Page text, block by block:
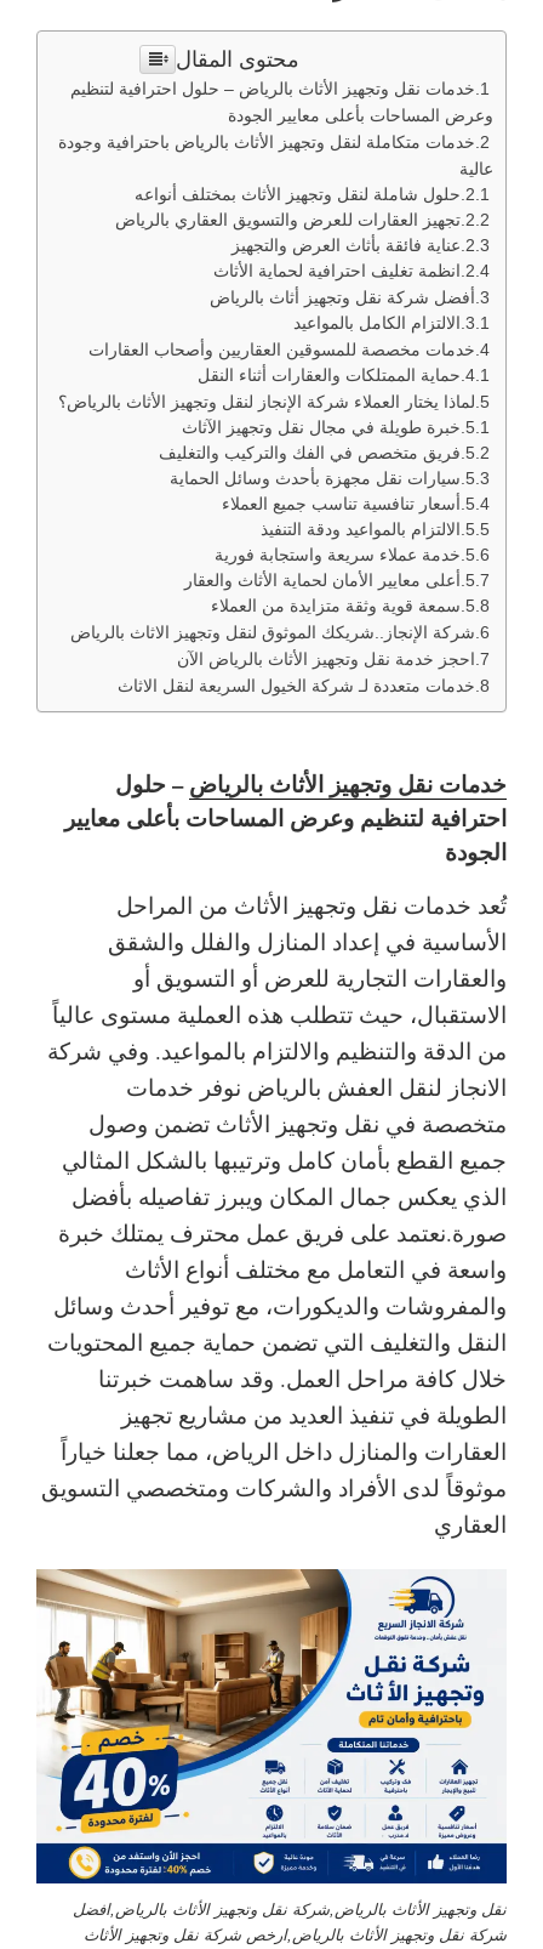
محتوى المقال
خدمات نقل وتجهيز الأثاث بالرياض – حلول احترافية لتنظيم
وعرض المساحات بأعلى معايير الجودة
خدمات متكاملة لنقل وتجهيز الأثاث بالرياض باحترافية وجودة
عالية
حلول شاملة لنقل وتجهيز الأثاث بمختلف أنواعه
تجهيز العقارات للعرض والتسويق العقاري بالرياض
عناية فائقة بأثاث العرض والتجهيز
انظمة تغليف احترافية لحماية الأثاث
أفضل شركة نقل وتجهيز أثاث بالرياض
الالتزام الكامل بالمواعيد
خدمات مخصصة للمسوقين العقاريين وأصحاب العقارات
حماية الممتلكات والعقارات أثناء النقل
لماذا يختار العملاء شركة الإنجاز لنقل وتجهيز الأثاث بالرياض؟
خبرة طويلة في مجال نقل وتجهيز الآثاث
فريق متخصص في الفك والتركيب والتغليف
سيارات نقل مجهزة بأحدث وسائل الحماية
أسعار تنافسية تناسب جميع العملاء
الالتزام بالمواعيد ودقة التنفيذ
خدمة عملاء سريعة واستجابة فورية
أعلى معايير الأمان لحماية الأثاث والعقار
سمعة قوية وثقة متزايدة من العملاء
شركة الإنجاز..شريكك الموثوق لنقل وتجهيز الاثاث بالرياض
احجز خدمة نقل وتجهيز الأثاث بالرياض الآن
خدمات متعددة لـ شركة الخيول السريعة لنقل الاثاث
خدمات نقل وتجهيز الأثاث بالرياض– حلول
احترافية لتنظيم وعرض المساحات بأعلى معايير
الجودة
تُعد خدمات نقل وتجهيز الأثاث من المراحل
الأساسية في إعداد المنازل والفلل والشقق
والعقارات التجارية للعرض أو التسويق أو
الاستقبال، حيث تتطلب هذه العملية مستوى عالياً
من الدقة والتنظيم والالتزام بالمواعيد. وفي شركة
الانجاز لنقل العفش بالرياض نوفر خدمات
متخصصة في نقل وتجهيز الأثاث تضمن وصول
جميع القطع بأمان كامل وترتيبها بالشكل المثالي
الذي يعكس جمال المكان ويبرز تفاصيله بأفضل
صورة.نعتمد على فريق عمل محترف يمتلك خبرة
واسعة في التعامل مع مختلف أنواع الأثاث
والمفروشات والديكورات، مع توفير أحدث وسائل
النقل والتغليف التي تضمن حماية جميع المحتويات
خلال كافة مراحل العمل. وقد ساهمت خبرتنا
الطويلة في تنفيذ العديد من مشاريع تجهيز
العقارات والمنازل داخل الرياض، مما جعلنا خياراً
موثوقاً لدى الأفراد والشركات ومتخصصي التسويق
العقاري
نقل وتجهيز الأثاث بالرياض,شركة نقل وتجهيز الأثاث بالرياض,افضل
شركة نقل وتجهيز الأثاث بالرياض,ارخص شركة نقل وتجهيز الأثاث